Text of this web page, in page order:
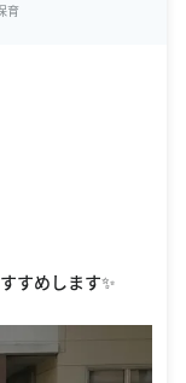
育
すめします✨